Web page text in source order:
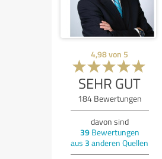
4,98von 5
SEHR GUT
184Bewertungen
davon sind
39Bewertungen
aus 3 anderen Quellen